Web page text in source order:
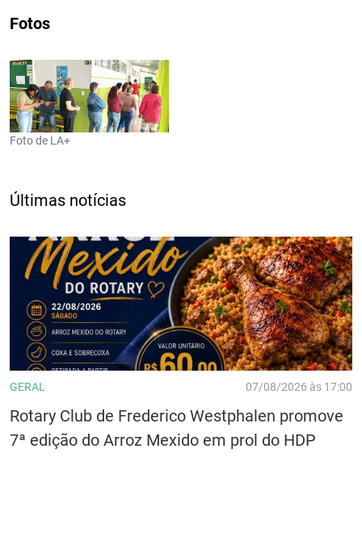
Fotos
Foto de LA+
Últimas notícias
GERAL 07/08/2026 às 17:00
Rotary Club de Frederico Westphalen promove
7ª edição do Arroz Mexido em prol do HDP